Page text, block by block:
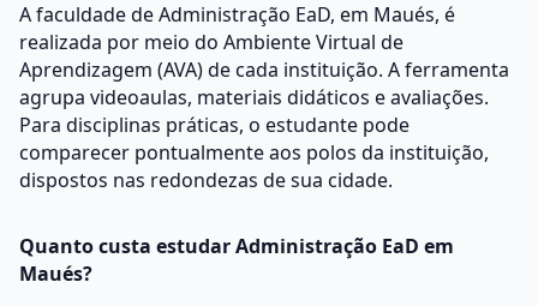
A faculdade de Administração EaD, em Maués, é
realizada por meio do Ambiente Virtual de
Aprendizagem (AVA) de cada instituição. A ferramenta
agrupa videoaulas, materiais didáticos e avaliações.
Para disciplinas práticas, o estudante pode
comparecer pontualmente aos polos da instituição,
dispostos nas redondezas de sua cidade.
Quanto custa estudar Administração EaD em
Maués?